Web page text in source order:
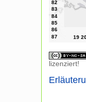
lizenziert!